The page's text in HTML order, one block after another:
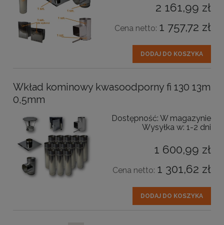
2 161,99 zł
Cena netto: 1 757,72 zł
DODAJ DO KOSZYKA
Wkład kominowy kwasoodporny fi 130 13m
0,5mm
Dostępność: W magazynie
Wysyłka w: 1-2 dni
1 600,99 zł
Cena netto: 1 301,62 zł
DODAJ DO KOSZYKA